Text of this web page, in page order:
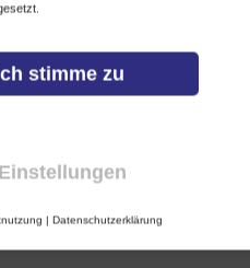
stimme zu
Einstellungen
| Datenschutzerklärung